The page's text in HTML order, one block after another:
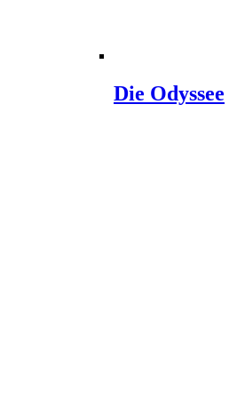
Die Odyssee